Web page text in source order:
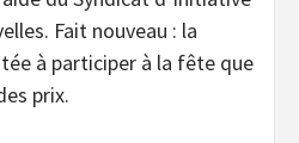
Fait nouveau : la
à participer à la fête que
prix.